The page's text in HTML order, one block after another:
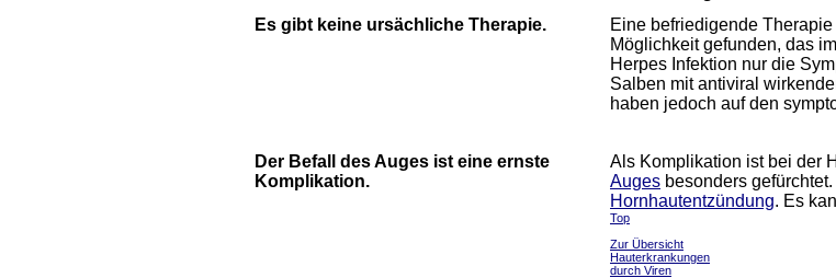
Es gibt keine ursächliche Therapie.
Eine befriedigende
Möglichkeit gefunden, das
Herpes Infektion nur die
Salben mit antiviral
haben jedoch auf den
Der Befall des Auges ist eine ernste
Komplikation.
Als Komplikation ist bei der
Auges besonders
Hornhautentzündung. Es
Top
Zur Übersicht
Hauterkrankungen
durch Viren